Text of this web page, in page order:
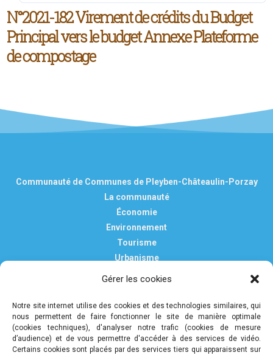
Gérer les cookies
Notre site internet utilise des cookies et des technologies similaires, qui
nous permettent de faire fonctionner le site de manière optimale
(cookies techniques), d'analyser notre trafic (cookies de mesure
d’audience) et de vous permettre d'accéder à des services de vidéo.
Certains cookies sont placés par des services tiers qui apparaissent sur
N°2021-182 Virement de crédits du Budget
Principal vers le budget Annexe Plateforme
de compostage
Communauté de Communes de Pleyben-Châteaulin-Porzay
La communauté
Économie
Environnement
Tourisme
Urbanisme
Mentions légales
Politique de confidentialité et de protection des données
personnelles